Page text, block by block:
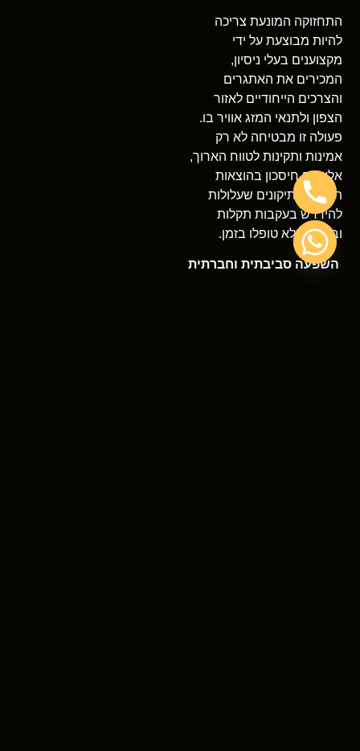
התחזוקה המונעת צריכה
להיות מבוצעת על ידי
מקצוענים בעלי ניסיון,
המכירים את האתגרים
והצרכים הייחודיים לאזור
הצפון ולתנאי המזג אוויר בו.
פעולה זו מבטיחה לא רק
אמינות ותקינות לטווח הארוך,
אלא גם חיסכון בהוצאות
תחזוקה ותיקונים שעלולות
להידרש בעקבות תקלות
ובעיות שלא טופלו בזמן.
השפעה סביבתית וחברתית